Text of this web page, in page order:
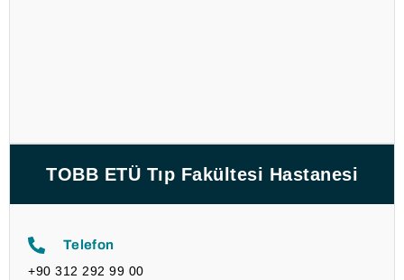
TOBB ETÜ Tıp Fakültesi Hastanesi
Telefon
+90 312 292 99 00